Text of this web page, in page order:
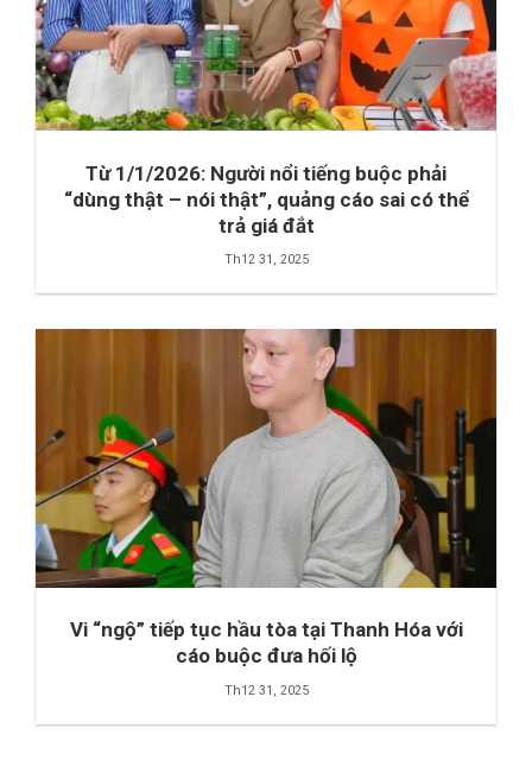
Từ 1/1/2026: Người nổi tiếng buộc phải
“dùng thật – nói thật”, quảng cáo sai có thể
trả giá đắt
Th12 31, 2025
Vi “ngộ” tiếp tục hầu tòa tại Thanh Hóa với
cáo buộc đưa hối lộ
Th12 31, 2025